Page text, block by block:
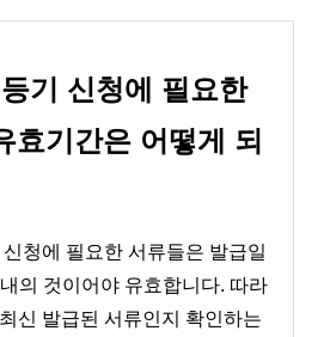
기 신청에 필요한
효기간은 어떻게 되
청에 필요한 서류들은 발급일
의 것이어야 유효합니다. 따라
신 발급된 서류인지 확인하는